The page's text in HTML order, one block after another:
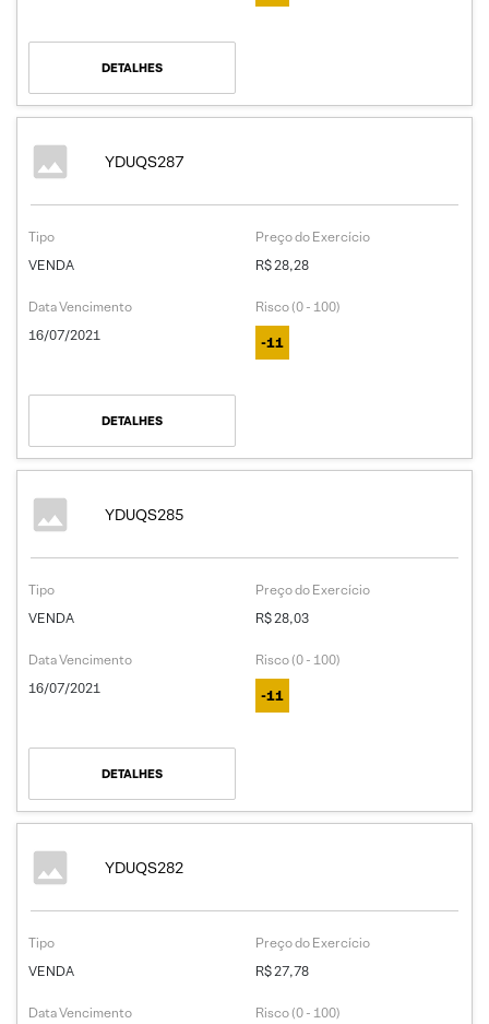
DETALHES
YDUQS287
Tipo
VENDA
Preço do Exercício
R$ 28,28
Data Vencimento
16/07/2021
Risco (0 - 100)
-11
DETALHES
YDUQS285
Tipo
VENDA
Preço do Exercício
R$ 28,03
Data Vencimento
16/07/2021
Risco (0 - 100)
-11
DETALHES
YDUQS282
Tipo
VENDA
Preço do Exercício
R$ 27,78
Data Vencimento
Risco (0 - 100)